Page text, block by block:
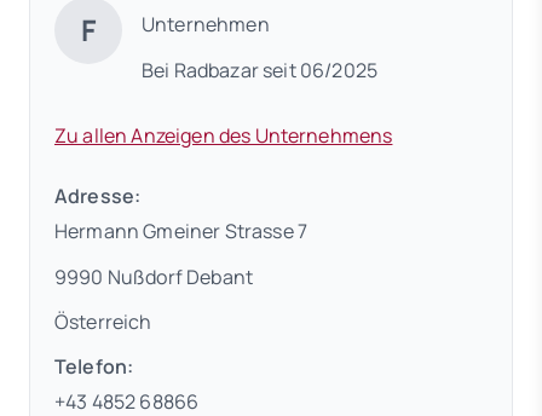
F
Unternehmen
Bei Radbazar seit 06/2025
Zu allen Anzeigen des Unternehmens
Adresse:
Hermann Gmeiner Strasse 7
9990 Nußdorf Debant
Österreich
Telefon:
+43 4852 68866